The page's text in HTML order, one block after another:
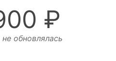
₽
обновлялась